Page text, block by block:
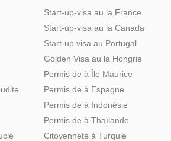
Start-up-visa au la France
Start-up-visa au la Canada
Start-up visa au Portugal
Golden Visa au la Hongrie
Permis de à Île Maurice
Permis de à Espagne
Permis de à Indonésie
Permis de à Thaïlande
Citoyenneté à Turquie